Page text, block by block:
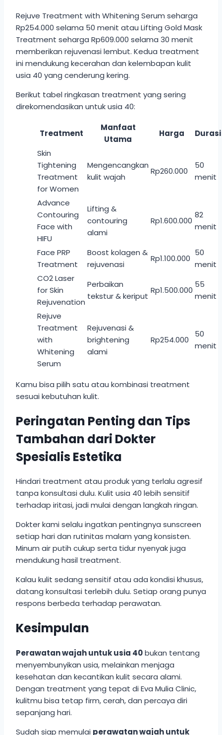
Rejuve Treatment with Whitening Serum seharga
Rp254.000 selama 50 menit atau Lifting Gold Mask
Treatment seharga Rp609.000 selama 30 menit
memberikan rejuvenasi lembut. Kedua treatment
ini mendukung kecerahan dan kelembapan kulit
usia 40 yang cenderung kering.
Berikut tabel ringkasan treatment yang sering
direkomendasikan untuk usia 40:
Treatment
Manfaat
Utama
Harga
Durasi
Skin
Tightening
Treatment
for Women
Mengencangkan
kulit wajah
Rp260.000
50
menit
Advance
Contouring
Face with
HIFU
Lifting &
contouring
alami
Rp1.600.000
82
menit
Face PRP
Treatment
Boost kolagen &
rejuvenasi
Rp1.100.000
50
menit
CO2 Laser
for Skin
Rejuvenation
Perbaikan
tekstur & keriput
Rp1.500.000
55
menit
Rejuve
Treatment
with
Whitening
Serum
Rejuvenasi &
brightening
alami
Rp254.000
50
menit
Kamu bisa pilih satu atau kombinasi treatment
sesuai kebutuhan kulit.
Peringatan Penting dan Tips
Tambahan dari Dokter
Spesialis Estetika
Hindari treatment atau produk yang terlalu agresif
tanpa konsultasi dulu. Kulit usia 40 lebih sensitif
terhadap iritasi, jadi mulai dengan langkah ringan.
Dokter kami selalu ingatkan pentingnya sunscreen
setiap hari dan rutinitas malam yang konsisten.
Minum air putih cukup serta tidur nyenyak juga
mendukung hasil treatment.
Kalau kulit sedang sensitif atau ada kondisi khusus,
datang konsultasi terlebih dulu. Setiap orang punya
respons berbeda terhadap perawatan.
Kesimpulan
Perawatan wajah untuk usia 40bukan tentang
menyembunyikan usia, melainkan menjaga
kesehatan dan kecantikan kulit secara alami.
Dengan treatment yang tepat di Eva Mulia Clinic,
kulitmu bisa tetap firm, cerah, dan percaya diri
sepanjang hari.
Sudah siap memulai perawatan wajah untuk